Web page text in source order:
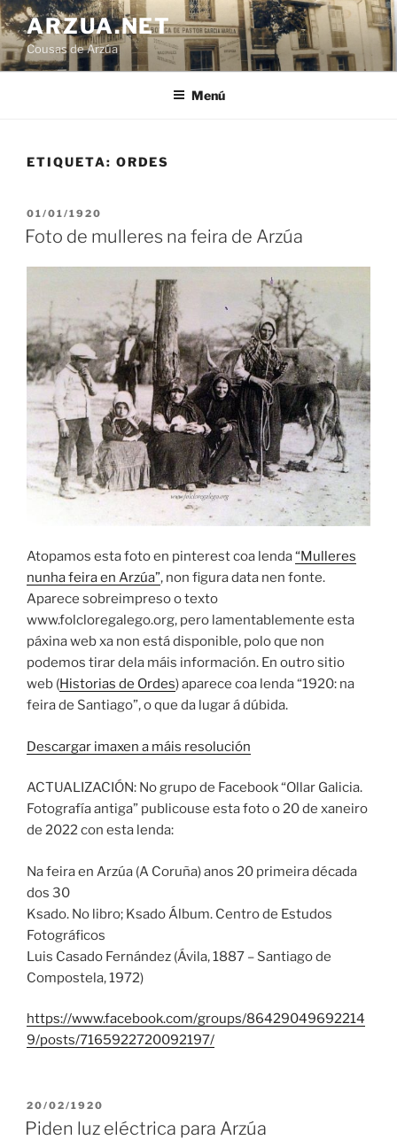
Ir
o
contido
ARZUA.NET
Cousas de Arzúa
Menú
ETIQUETA: ORDES
PUBLICADO
EN
01/01/1920
Foto de mulleres na feira de Arzúa
Atopamos esta foto en pinterest coa lenda“Mulleres
nunha feira en Arzúa”, non figura data nen fonte.
Aparece sobreimpreso o texto
www.folcloregalego.org, pero lamentablemente esta
páxina web xa non está disponible, polo que non
podemos tirar dela máis información. En outro sitio
web (Historias de Ordes) aparece coa lenda “1920: na
feira de Santiago”, o que da lugar á dúbida.
Descargar imaxen a máis resolución
ACTUALIZACIÓN: No grupo de Facebook “Ollar Galicia.
Fotografía antiga” publicouse esta foto o 20 de xaneiro
de 2022 con esta lenda:
Na feira en Arzúa (A Coruña) anos 20 primeira década
dos 30
Ksado. No libro; Ksado Álbum. Centro de Estudos
Fotográficos
Luis Casado Fernández (Ávila, 1887 – Santiago de
Compostela, 1972)
https://www.facebook.com/groups/86429049692214
9/posts/7165922720092197/
PUBLICADO
EN
20/02/1920
Piden luz eléctrica para Arzúa